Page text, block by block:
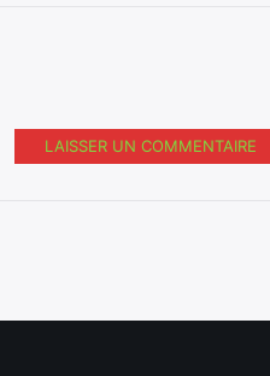
LAISSER UN COMMENTAIRE